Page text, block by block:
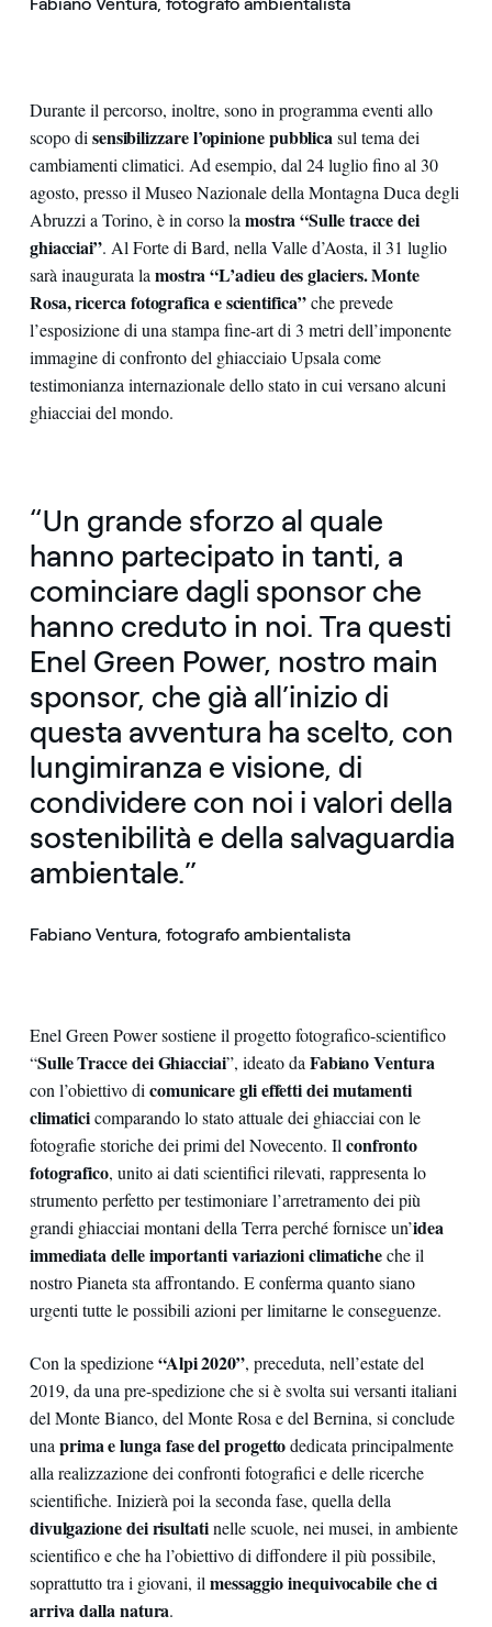
Durante il percorso, inoltre, sono in programma eventi allo
scopo di sensibilizzare l’opinione pubblica sul tema dei
cambiamenti climatici. Ad esempio, dal 24 luglio fino al 30
agosto, presso il Museo Nazionale della Montagna Duca degli
Abruzzi a Torino, è in corso la mostra “Sulle tracce dei
ghiacciai”. Al Forte di Bard, nella Valle d’Aosta, il 31 luglio
sarà inaugurata la mostra “L’adieu des glaciers. Monte
Rosa, ricerca fotografica e scientifica”che prevede
l’esposizione di una stampa fine-art di 3 metri dell’imponente
immagine di confronto del ghiacciaio Upsala come
testimonianza internazionale dello stato in cui versano alcuni
ghiacciai del mondo.
“Un grande sforzo al quale
hanno partecipato in tanti, a
cominciare dagli sponsor che
hanno creduto in noi. Tra questi
Enel Green Power, nostro main
sponsor, che già all’inizio di
questa avventura ha scelto, con
lungimiranza e visione, di
condividere con noi i valori della
sostenibilità e della salvaguardia
ambientale.”
Fabiano Ventura, fotografo ambientalista
Enel Green Power sostiene il progetto fotografico-scientifico
“Sulle Tracce dei Ghiacciai”, ideato da Fabiano Ventura
con l’obiettivo di comunicare gli effetti dei mutamenti
climaticicomparando lo stato attuale dei ghiacciai con le
fotografie storiche dei primi del Novecento. Il confronto
fotografico, unito ai dati scientifici rilevati, rappresenta lo
strumento perfetto per testimoniare l’arretramento dei più
grandi ghiacciai montani della Terra perché fornisce un’idea
immediata delle importanti variazioni climaticheche il
nostro Pianeta sta affrontando. E conferma quanto siano
urgenti tutte le possibili azioni per limitarne le conseguenze.
Con la spedizione“Alpi 2020”, preceduta, nell’estate del
2019, da una pre-spedizione che si è svolta sui versanti italiani
del Monte Bianco, del Monte Rosa e del Bernina, si conclude
una prima e lunga fase del progettodedicata principalmente
alla realizzazione dei confronti fotografici e delle ricerche
scientifiche. Inizierà poi la seconda fase, quella della
divulgazione dei risultatinelle scuole, nei musei, in ambiente
scientifico e che ha l’obiettivo di diffondere il più possibile,
soprattutto tra i giovani, il messaggio inequivocabile che ci
arriva dalla natura.